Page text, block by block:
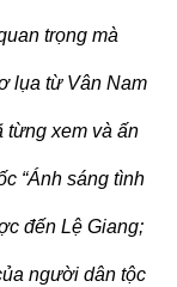
trọng mà
lụa từ Vân Nam
từng xem và ấn
“Ánh sáng tình
đến Lệ Giang;
người dân tộc